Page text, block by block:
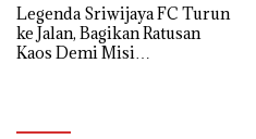
Legenda Sriwijaya FC Turun
ke Jalan, Bagikan Ratusan
Kaos Demi Misi